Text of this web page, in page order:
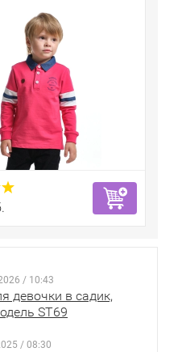
/ 10:43
девочки в садик,
ST69
/ 08:30